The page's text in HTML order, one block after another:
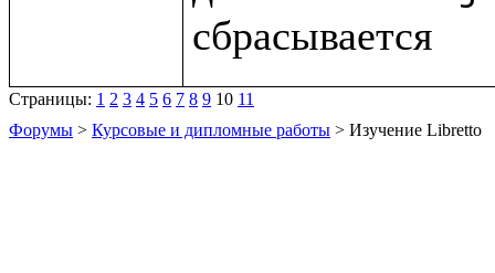
Страницы: 1 2 3 4 5 6 7 8 9 10 11
Форумы > Курсовые и дипломные работы > Изучение Libretto